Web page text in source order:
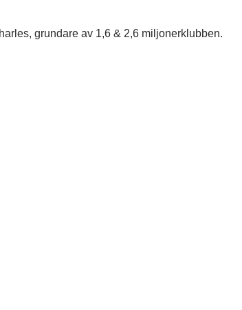
grundare av 1,6 & 2,6 miljonerklubben.